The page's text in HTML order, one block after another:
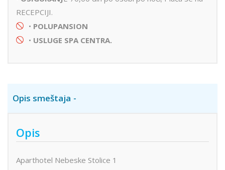
RECEPCIJI.
• POLUPANSION
• USLUGE SPA CENTRA.
Opis smeštaja
Opis
Aparthotel Nebeske Stolice 1